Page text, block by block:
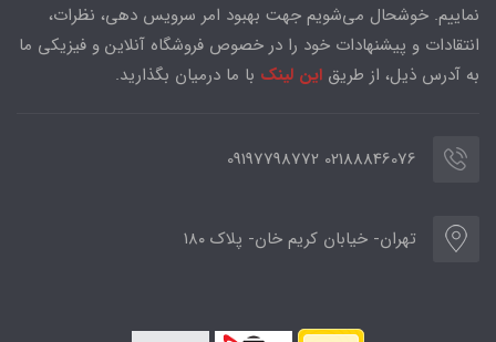
نماییم. خوشحال می‌شویم جهت بهبود امر سرویس دهی، نظرات،
انتقادات و پیشنهادات خود را در خصوص فروشگاه آنلاین و فیزیکی ما
به آدرس ذیل، از طریق این لینک با ما درمیان بگذارید.
02188846076 09197798772
تهران- خیابان کریم خان- پلاک ۱۸۰